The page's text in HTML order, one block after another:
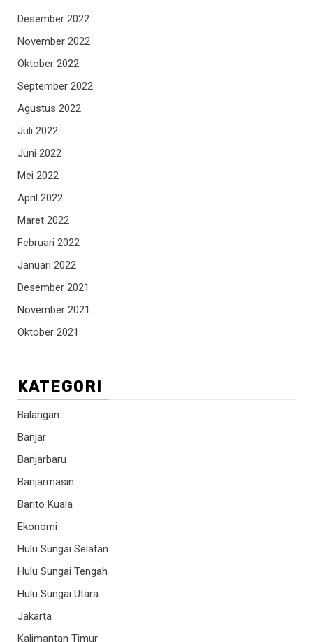
Desember 2022
November 2022
Oktober 2022
September 2022
Agustus 2022
Juli 2022
Juni 2022
Mei 2022
April 2022
Maret 2022
Februari 2022
Januari 2022
Desember 2021
November 2021
Oktober 2021
KATEGORI
Balangan
Banjar
Banjarbaru
Banjarmasin
Barito Kuala
Ekonomi
Hulu Sungai Selatan
Hulu Sungai Tengah
Hulu Sungai Utara
Jakarta
Kalimantan Timur